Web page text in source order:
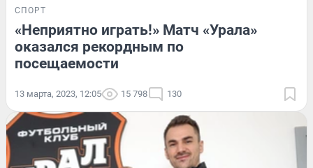
СПОРТ
«Неприятно играть!» Матч «Урала»
оказался рекордным по
посещаемости
13 марта, 2023, 12:05 15 798 130